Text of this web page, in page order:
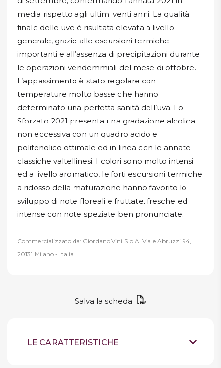
media rispetto agli ultimi venti anni. La qualità
finale delle uve è risultata elevata a livello
generale, grazie alle escursioni termiche
importanti e all’assenza di precipitazioni durante
le operazioni vendemmiali del mese di ottobre.
L’appassimento è stato regolare con
temperature molto basse che hanno
determinato una perfetta sanità dell’uva. Lo
Sforzato 2021 presenta una gradazione alcolica
non eccessiva con un quadro acido e
polifenolico ottimale ed in linea con le annate
classiche valtellinesi. I colori sono molto intensi
ed a livello aromatico, le forti escursioni termiche
a ridosso della maturazione hanno favorito lo
sviluppo di note floreali e fruttate, fresche ed
intense con note speziate ben pronunciate.
Commercializzato da: Giordano Vini S.p.A. Viale Abruzzi 94,
20131 Milano - Italia
Salva la scheda
LE CARATTERISTICHE